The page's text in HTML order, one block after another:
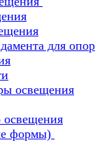
для опор
освещения
формы)